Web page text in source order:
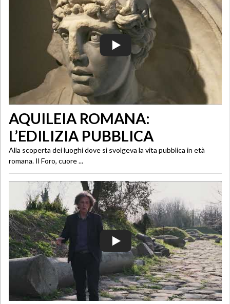
AQUILEIA ROMANA:
L’EDILIZIA PUBBLICA
Alla scoperta dei luoghi dove si svolgeva la vita pubblica in età
romana. Il Foro, cuore ...